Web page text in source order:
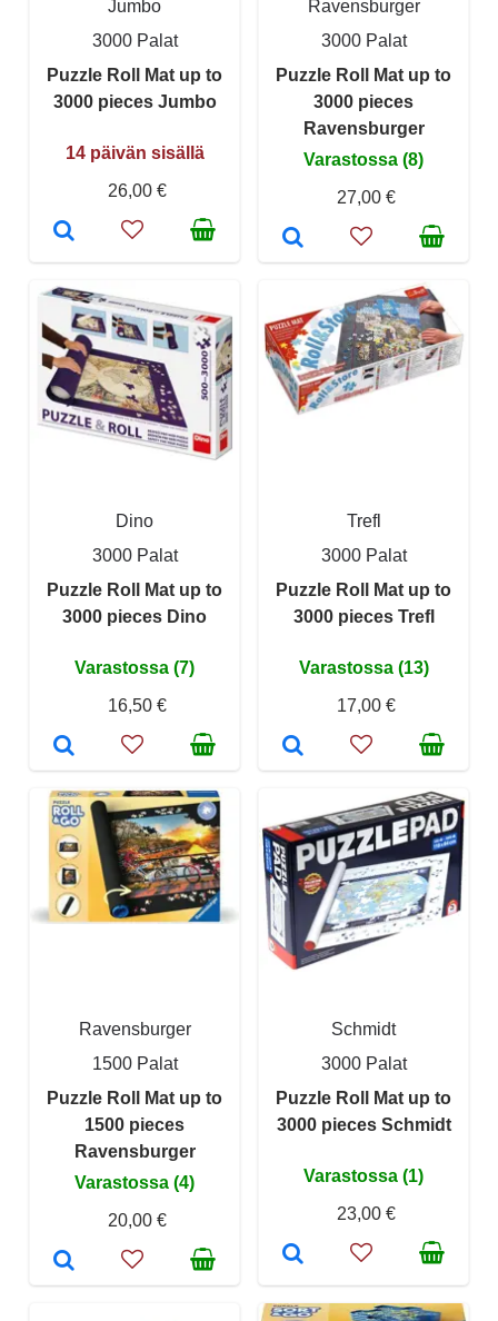
Jumbo
3000 Palat
Puzzle Roll Mat up to
3000 pieces Jumbo
14 päivän sisällä
26,00 €
Ravensburger
3000 Palat
Puzzle Roll Mat up to
3000 pieces
Ravensburger
Varastossa (8)
27,00 €
Dino
3000 Palat
Puzzle Roll Mat up to
3000 pieces Dino
Varastossa (7)
16,50 €
Trefl
3000 Palat
Puzzle Roll Mat up to
3000 pieces Trefl
Varastossa (13)
17,00 €
Ravensburger
1500 Palat
Puzzle Roll Mat up to
1500 pieces
Ravensburger
Varastossa (4)
20,00 €
Schmidt
3000 Palat
Puzzle Roll Mat up to
3000 pieces Schmidt
Varastossa (1)
23,00 €